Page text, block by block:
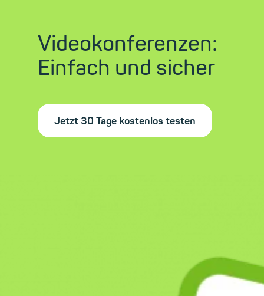
Videokonferenzen:
Einfach und sicher
Jetzt 30 Tage kostenlos testen